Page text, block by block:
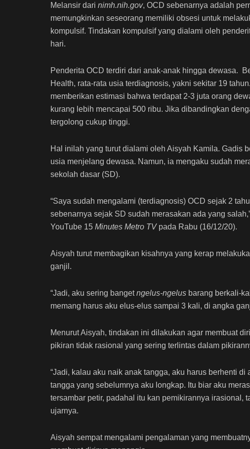
Melansir dari nimh.nih.gov, OCD sebenarnya adalah
memungkinkan seseorang memiliki obsesi untuk
kompulsif. Tindakan kompulsif yang dialami oleh
hari.
Penderita OCD terdiri dari anak-anak hingga dewasa.
Health, rata-rata usia terdiagnosis, yakni sekitar 19
memberikan estimasi bahwa terdapat 2-3 juta orang
kurang lebih mencapai 500 ribu. Jika dibandingkan
tergolong cukup tinggi.
Hal inilah yang turut dialami oleh Aisyah Kamila. Gadis
usia menjelang dewasa. Namun, ia mengaku sudah
sekolah dasar (SD).
“Saya sudah mengalami (terdiagnosis) OCD sejak 2
sebenarnya sejak SD sudah merasakan ada yang
YouTube 15 Minutes Metro TVpada Rabu (16/12/20).
Aisyah turut membagikan kisahnya yang kerap
ganjil.
“Jadi, aku sering bangetngelus-ngelus barang berkali-
memang harus aku elus-elus sampai 3 kali, di angka
Menurut Aisyah, tindakan ini dilakukan agar membuat
pikiran tidak rasional yang sering terlintas dalam
“Jadi, kalau aku naik anak tangga, aku harus berhenti di
tangga yang sebelumnya aku longkap. Itu biar aku
tersambar petir, padahal itu kan pemikirannya irasional,
ujarnya.
Aisyah sempat mengalami pengalaman yang